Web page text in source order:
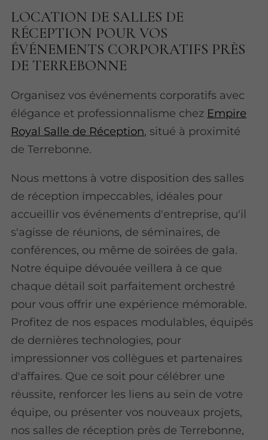
LOCATION DE SALLES DE
RÉCEPTION POUR VOS
ÉVÉNEMENTS CORPORATIFS PRÈS
DE TERREBONNE
Organisez vos événements corporatifs avec
élégance et professionnalisme chez Empire
Royal Salle de Réception, situé à proximité
de Terrebonne.
Nous mettons à votre disposition des salles
de réception impeccables, idéales pour
accueillir vos événements d'entreprise, qu'il
s'agisse de réunions, de séminaires, de
conférences, ou même de soirées de gala.
Notre équipe dévouée veillera à ce que
chaque détail soit parfaitement orchestré
pour vous offrir une expérience mémorable.
Profitez de nos espaces modulables, équipés
de dernières technologies, pour
impressionner vos collègues et partenaires
d'affaires. Que ce soit pour célébrer une
réussite, renforcer les liens au sein de votre
équipe, ou présenter vos nouveaux projets,
nos salles de réception près de Terrebonne,